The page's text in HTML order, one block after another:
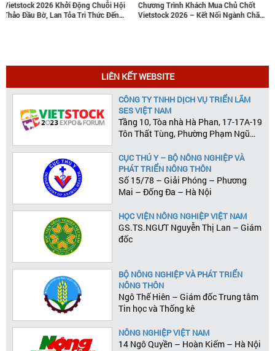
Hội
Đến
Chương Trình Khách Mua Chủ Chốt
Vietstock 2026 – Kết Nối Ngành Chăn
Nâng tầm thương hiệu, tăng
doanh thu cùng các gói tài trợ
LIÊN KẾT WEBSITE
CÔNG TY TNHH DỊCH VỤ TRIỂN LÃM
SES VIỆT NAM
Tầng 10, Tòa nhà Hà Phan, 17-17A-19
Tôn Thất Tùng, Phường Phạm Ngũ
CỤC THÚ Y – BỘ NÔNG NGHIỆP VÀ
PHÁT TRIỂN NÔNG THÔN
Số 15/78 – Giải Phóng – Phương
Mai – Đống Đa – Hà Nội
HỌC VIỆN NÔNG NGHIỆP VIỆT NAM
GS.TS.NGƯT Nguyễn Thị Lan – Giám
đốc
BỘ NÔNG NGHIỆP VÀ PHÁT TRIỂN
NÔNG THÔN
Ngô Thế Hiên – Giám đốc Trung tâm
Tin học và Thống kê
NÔNG NGHIỆP VIỆT NAM
14 Ngô Quyền – Hoàn Kiếm – Hà Nội